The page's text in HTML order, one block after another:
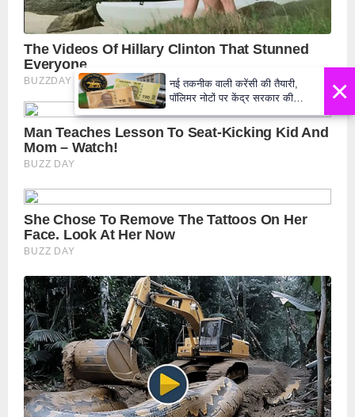
×
नई तकनीक वाली करेंसी की तैयारी,
पॉलिमर नोटों पर केंद्र सरकार की
₹10 और ₹20 के नोट - Daily Lok
Manch PM Modi U